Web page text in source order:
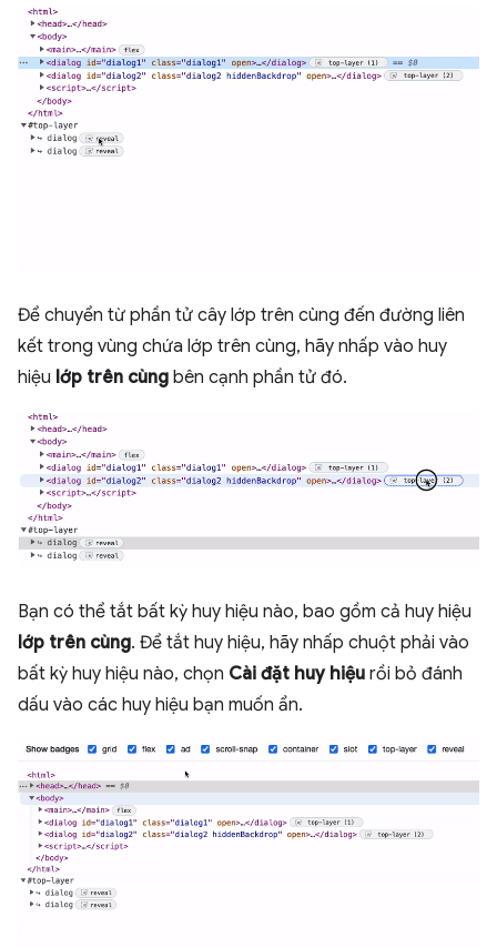
Để chuyển từ phần tử cây lớp trên cùng đến đường liên
kết trong vùng chứa lớp trên cùng, hãy nhấp vào huy
hiệu lớp trên cùng bên cạnh phần tử đó.
Bạn có thể tắt bất kỳ huy hiệu nào, bao gồm cả huy hiệu
lớp trên cùng. Để tắt huy hiệu, hãy nhấp chuột phải vào
bất kỳ huy hiệu nào, chọn Cài đặt huy hiệu rồi bỏ đánh
dấu vào các huy hiệu bạn muốn ẩn.